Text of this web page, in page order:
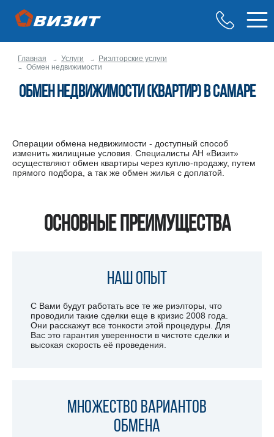
Главная Услуги
Риэлторские услуги
Обмен недвижимости
Обмен недвижимости (квартир) в Самаре
Операции обмена недвижимости - доступный способ
изменить жилищные условия. Специалисты АН «Визит»
осуществляют обмен квартиры через куплю-продажу, путем
прямого подбора, а так же обмен жилья с доплатой.
Основные преимущества
Наш опыт
С Вами будут работать все те же риэлторы, что
проводили такие сделки еще в кризис 2008 года.
Они расскажут все тонкости этой процедуры. Для
Вас это гарантия уверенности в чистоте сделки и
высокая скорость её проведения.
Множество вариантов
обмена